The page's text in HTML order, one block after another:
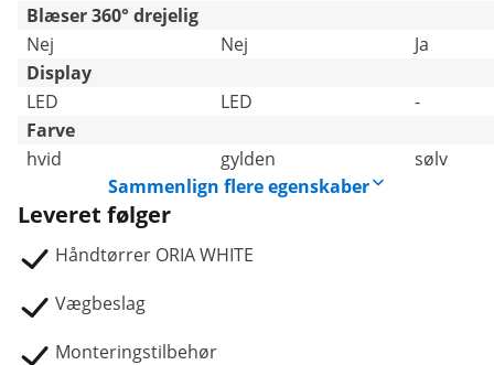
Blæser 360° drejelig
Nej
Nej
Ja
Display
LED
LED
-
Farve
hvid
gylden
sølv
Sammenlign flere egenskaber
Leveret følger
Håndtørrer ORIA WHITE
Vægbeslag
Monteringstilbehør